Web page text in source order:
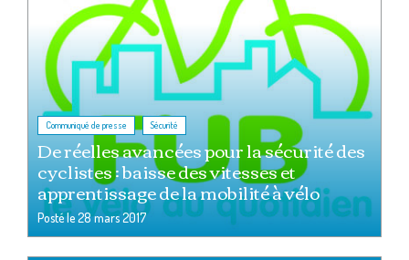
Communiqué de presse , Sécurité
De réelles avancées pour la sécurité des
cyclistes : baisse des vitesses et
apprentissage de la mobilité à vélo
Posté le28 mars 2017